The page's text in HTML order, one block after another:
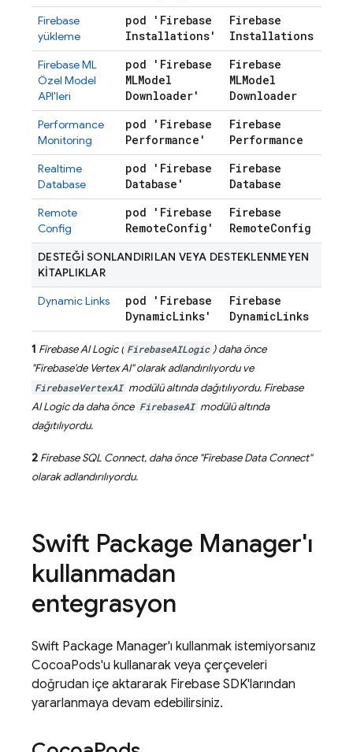
Firebase
yükleme
pod 'Firebase
Installations'
Firebase
Installations
Firebase ML
Özel Model
API'leri
pod 'Firebase
MLModel
Downloader'
Firebase
MLModel
Downloader
Performance
Monitoring
pod 'Firebase
Performance'
Firebase
Performance
Realtime
Database
pod 'Firebase
Database'
Firebase
Database
Remote
Config
pod 'Firebase
RemoteConfig'
Firebase
RemoteConfig
DESTEĞİ SONLANDIRILAN VEYA DESTEKLENMEYEN
KİTAPLIKLAR
Dynamic Links
pod 'Firebase
DynamicLinks'
Firebase
DynamicLinks
1 Firebase AI Logic( FirebaseAILogic ) daha önce
"Firebase'de Vertex AI" olarak adlandırılıyordu ve
FirebaseVertexAI modülü altında dağıtılıyordu. Firebase
AI Logicda daha önce FirebaseAI modülü altında
dağıtılıyordu.
2 Firebase SQL Connect, daha önce "Firebase Data Connect"
olarak adlandırılıyordu.
Swift Package Manager'ı
kullanmadan
entegrasyon
Swift Package Manager'ı kullanmak istemiyorsanız
CocoaPods'u kullanarak veya çerçeveleri
doğrudan içe aktararak Firebase SDK'larından
yararlanmaya devam edebilirsiniz.